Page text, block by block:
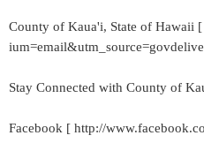
County of Kaua'i, State of Hawaii
Stay Connected with County of
Facebook [ http://